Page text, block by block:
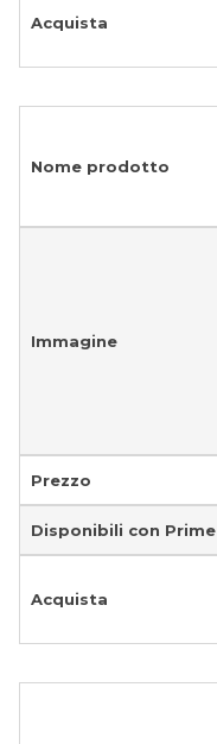
Acquista
Nome prodotto
Immagine
Prezzo
Disponibili con Prime
Acquista